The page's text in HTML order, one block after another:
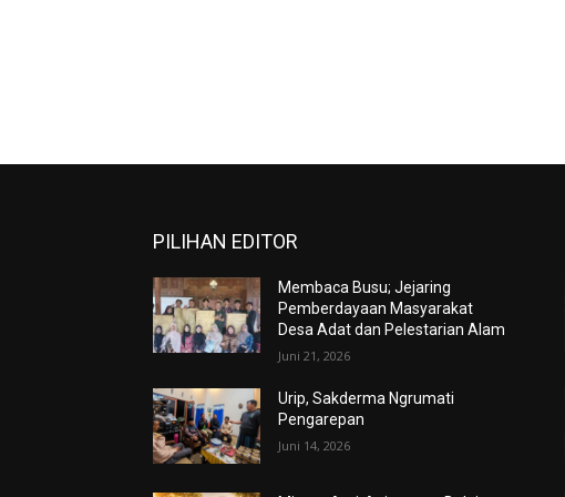
PILIHAN EDITOR
Membaca Busu; Jejaring
Pemberdayaan Masyarakat
Desa Adat dan Pelestarian Alam
Juni 21, 2026
Urip, Sakderma Ngrumati
Pengarepan
Juni 14, 2026